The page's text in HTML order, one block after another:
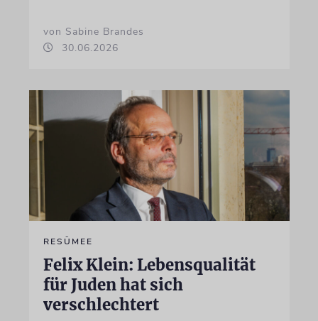
von Sabine Brandes
30.06.2026
RESÜMEE
Felix Klein: Lebensqualität
für Juden hat sich
verschlechtert